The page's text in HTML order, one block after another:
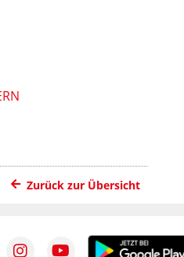
Zurück zur Übersicht